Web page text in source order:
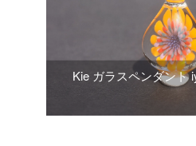
Kie ガラスペンダント